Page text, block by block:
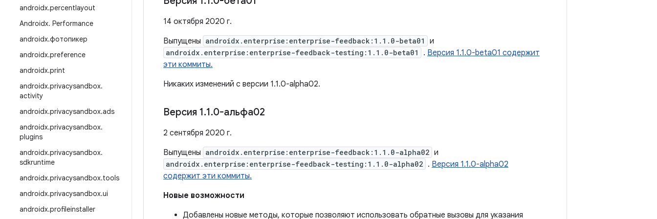
androidx.percentlayout
Androidx. Performance
androidx.фотопикер
androidx.preference
androidx.print
androidx.privacysandbox.
activity
androidx.privacysandbox.ads
androidx.privacysandbox.
plugins
androidx.privacysandbox.
sdkruntime
androidx.privacysandbox.tools
androidx.privacysandbox.ui
androidx.profileinstaller
14 октября 2020 г.
Выпущены androidx.enterprise:enterprise-feedback:1.1.0-beta01 и
androidx.enterprise:enterprise-feedback-testing:1.1.0-beta01 . Версия 1.1.0-beta01 содержит
эти коммиты.
Никаких изменений с версии 1.1.0-alpha02.
Версия 1.1.0-альфа02
2 сентября 2020 г.
Выпущены androidx.enterprise:enterprise-feedback:1.1.0-alpha02 и
androidx.enterprise:enterprise-feedback-testing:1.1.0-alpha02 . Версия 1.1.0-alpha02
содержит эти коммиты.
Новые возможности
Добавлены новые методы, которые позволяют использовать обратные вызовы для указания